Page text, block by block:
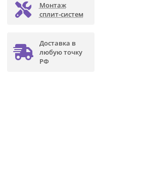
Монтаж
сплит-систем
Доставка в
любую точку
РФ